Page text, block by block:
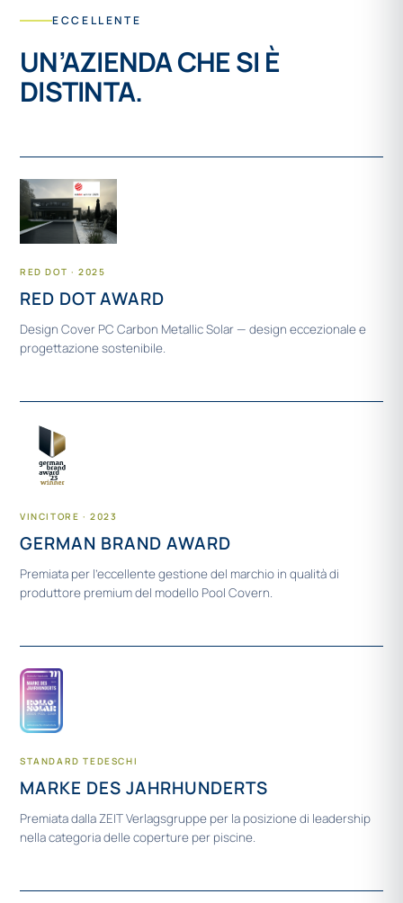
ECCELLENTE
UN’AZIENDA CHE SI È
DISTINTA.
RED DOT · 2025
RED DOT AWARD
Design Cover PC Carbon Metallic Solar — design eccezionale e
progettazione sostenibile.
VINCITORE · 2023
GERMAN BRAND AWARD
Premiata per l’eccellente gestione del marchio in qualità di
produttore premium del modello Pool Covern.
STANDARD TEDESCHI
MARKE DES JAHRHUNDERTS
Premiata dalla ZEIT Verlagsgruppe per la posizione di leadership
nella categoria delle coperture per piscine.